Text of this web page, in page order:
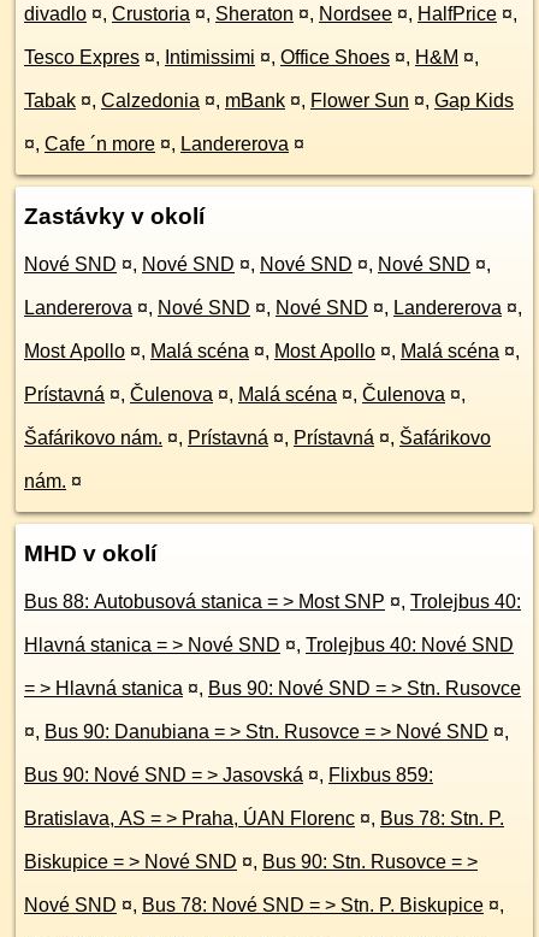
divadlo ¤, Crustoria ¤, Sheraton ¤, Nordsee ¤, HalfPrice ¤,
Tesco Expres ¤, Intimissimi ¤, Office Shoes ¤, H&M ¤,
Tabak ¤, Calzedonia ¤, mBank ¤, Flower Sun ¤, Gap Kids
¤, Cafe ´n more ¤, Landererova ¤
Zastávky v okolí
Nové SND ¤, Nové SND ¤, Nové SND ¤, Nové SND ¤,
Landererova ¤, Nové SND ¤, Nové SND ¤, Landererova ¤,
Most Apollo ¤, Malá scéna ¤, Most Apollo ¤, Malá scéna ¤,
Prístavná ¤, Čulenova ¤, Malá scéna ¤, Čulenova ¤,
Šafárikovo nám. ¤, Prístavná ¤, Prístavná ¤, Šafárikovo
nám. ¤
MHD v okolí
Bus 88: Autobusová stanica = > Most SNP ¤, Trolejbus 40:
Hlavná stanica = > Nové SND ¤, Trolejbus 40: Nové SND
= > Hlavná stanica ¤, Bus 90: Nové SND = > Stn. Rusovce
¤, Bus 90: Danubiana = > Stn. Rusovce = > Nové SND ¤,
Bus 90: Nové SND = > Jasovská ¤, Flixbus 859:
Bratislava, AS = > Praha, ÚAN Florenc ¤, Bus 78: Stn. P.
Biskupice = > Nové SND ¤, Bus 90: Stn. Rusovce = >
Nové SND ¤, Bus 78: Nové SND = > Stn. P. Biskupice ¤,